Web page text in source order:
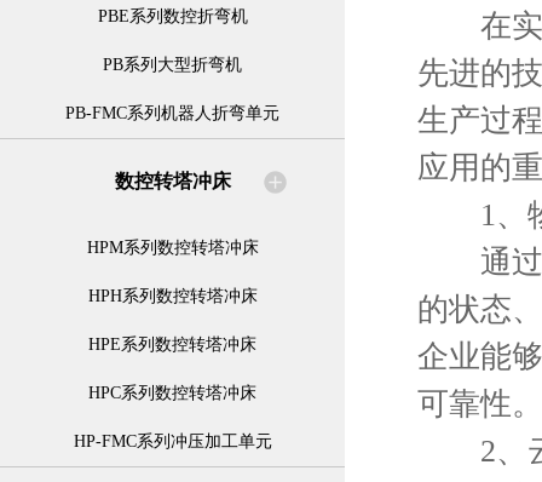
PBE系列数控折弯机
PB系列大型折弯机
PB-FMC系列机器人折弯单元
数控转塔冲床
HPM系列数控转塔冲床
HPH系列数控转塔冲床
HPE系列数控转塔冲床
HPC系列数控转塔冲床
HP-FMC系列冲压加工单元
在实
先进的
生产过
应用的
1、物
通过
的状态
企业能
可靠性。
2、云